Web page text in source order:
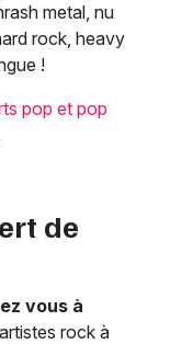
metal, nu
rock, heavy
!
pop et pop
de
vous à
rock à